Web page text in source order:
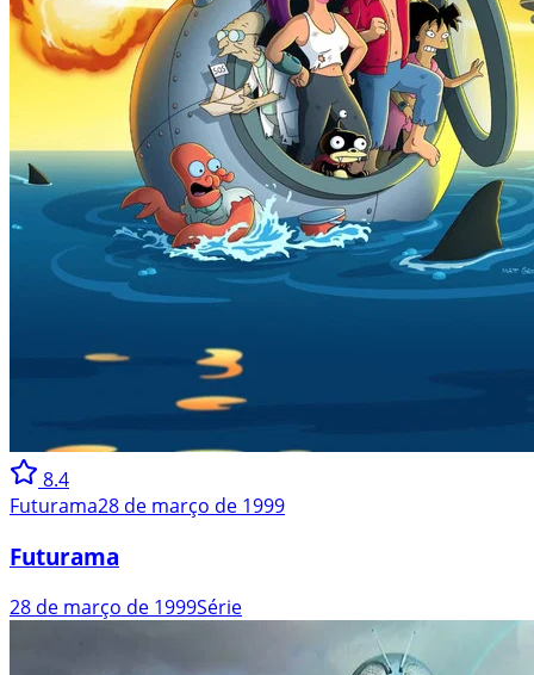
8.4
Futurama28 de março de 1999
Futurama
28 de março de 1999Série